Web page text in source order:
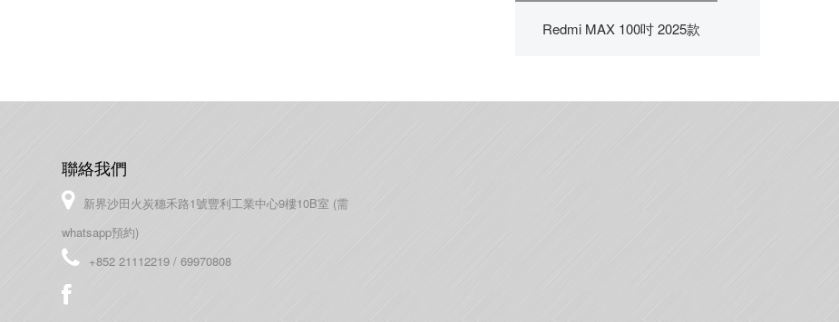
Redmi MAX 100吋 2025款
聯絡我們
新界沙田火炭穗禾路1號豐利工業中心9樓10B室 (需
whatsapp預約)
+852 21112219 / 69970808